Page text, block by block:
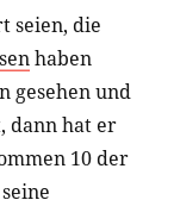
seien, die
haben
gesehen und
dann hat er
10 der